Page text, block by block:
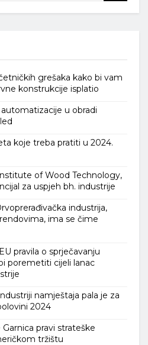
grešaka kako bi vam
konstrukcije isplatio
u obradi
koje treba pratiti u 2024.
of Wood Technology,
za uspjeh bh. industrije
industrija,
ima se čime
pravila o sprječavanju
poremetiti cijeli lanac
namještaja pala je za
2024
pravi strateške
tržištu